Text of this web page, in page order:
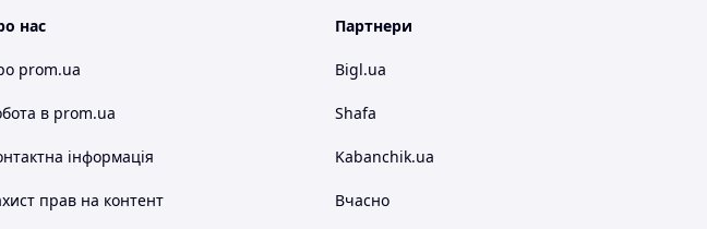
нас
prom.ua
в prom.ua
інформація
прав на контент
Партнери
Bigl.ua
Shafa
Kabanchik.ua
Вчасно